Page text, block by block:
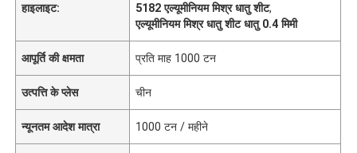
हाइलाइट:
5182 एल्यूमीनियम मिश्र धातु शीट,
एल्यूमीनियम मिश्र धातु शीट धातु 0.4 मिमी
आपूर्ति की क्षमता प्रति माह 1000 टन
उत्पत्ति के प्लेस चीन
न्यूनतम आदेश मात्रा 1000 टन / महीने